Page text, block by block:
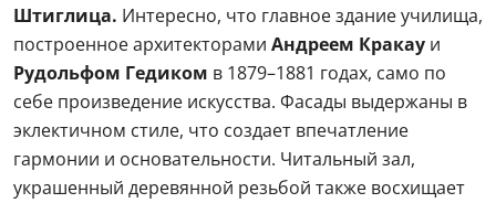
Штиглица. Интересно, что главное здание училища,
построенное архитекторами Андреем Кракау и
Рудольфом Гедиком в 1879–1881 годах, само по
себе произведение искусства. Фасады выдержаны в
эклектичном стиле, что создает впечатление
гармонии и основательности. Читальный зал,
украшенный деревянной резьбой также восхищает